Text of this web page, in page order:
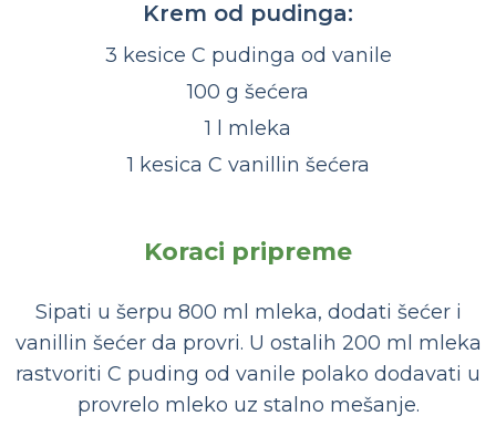
Krem od pudinga:
3 kesice C pudinga od vanile
100 g šećera
1 l mleka
1 kesica C vanillin šećera
Koraci pripreme
Sipati u šerpu 800 ml mleka, dodati šećer i
vanillin šećer da provri. U ostalih 200 ml mleka
rastvoriti C puding od vanile polako dodavati u
provrelo mleko uz stalno mešanje.